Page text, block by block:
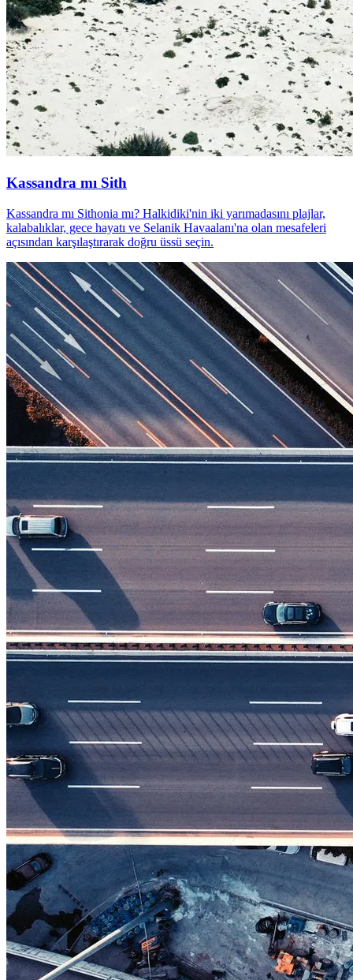
Kassandra mı Sith
Kassandra mı Sithonia mı? Halkidiki'nin iki yarımadasını plajlar,
kalabalıklar, gece hayatı ve Selanik Havaalanı'na olan mesafeleri
açısından karşılaştırarak doğru üssü seçin.